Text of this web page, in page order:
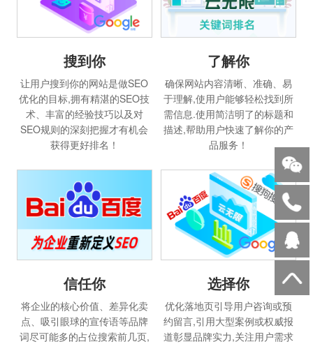
搜到你
让用户搜到你的网站是做SEO
优化的目标,拥有精湛的SEO技
术、丰富的经验技巧以及对
SEO规则的深刻把握才有机会
获得更好排名！
了解你
确保网站内容清晰、准确、易
于理解,使用户能够轻松找到所
需信息.使用简洁明了的标题和
描述,帮助用户快速了解你的产
品服务！
信任你
将企业的核心价值、差异化卖
点、吸引眼球的宣传语等品牌
词尽可能多的占位搜索前几页,
选择你
优化落地页引导用户咨询或预
约留言,引用大型案例或权威报
道彰显品牌实力,关注用户需求